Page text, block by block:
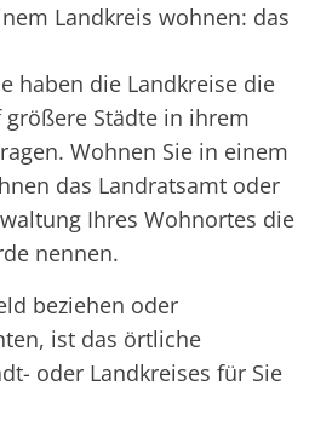
Landkreis wohnen: das
haben die Landkreise die
Städte in ihrem
Wohnen Sie in einem
das Landratsamt oder
Ihres Wohnortes die
nennen.
beziehen oder
ist das örtliche
oder Landkreises für Sie